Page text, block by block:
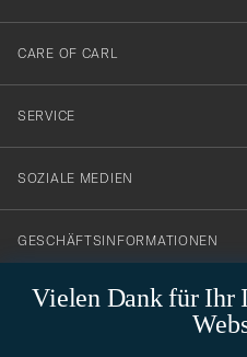
Vielen Dank für Ihr
dig
till
vårt
nyhetsbrev!
CARE OF CARL
SERVICE
SOZIALE MEDIEN
GESCHÄFTSINFORMATIONEN